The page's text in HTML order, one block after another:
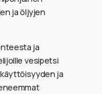
ja öljyjen
ja
vesipetsi
ja